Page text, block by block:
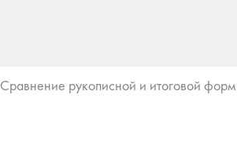
Срав­не­ние ру­ко­пис­ной и ито­го­вой форм